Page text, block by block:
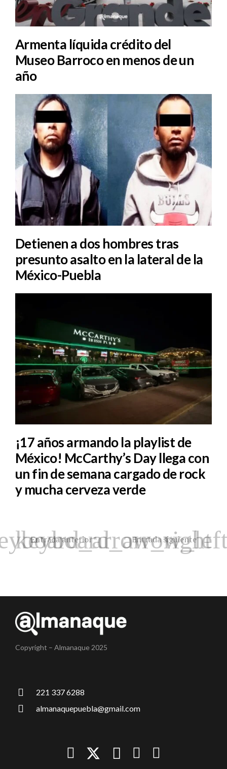
Armenta líquida crédito del
Museo Barroco en menos de un
año
Detienen a dos hombres tras
presunto asalto en la lateral de la
México-Puebla
¡17 años armando la playlist de
México! McCarthy’s Day llega con
un fin de semana cargado de rock
y mucha cerveza verde
Entrada anterior Entrada siguiente
Copyright – Almanaque 2025
221 337 6288
almanaquepuebla@gmail.com